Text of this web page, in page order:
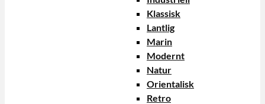
Klassisk
Lantlig
Marin
Modernt
Natur
Orientalisk
Retro